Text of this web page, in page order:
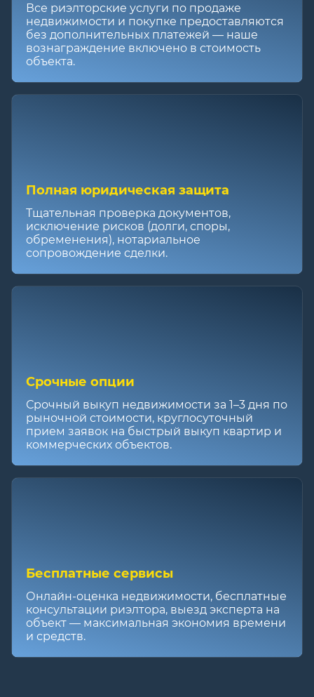
Все риэлторские услуги по продаже
недвижимости и покупке предоставляются
без дополнительных платежей — наше
вознаграждение включено в стоимость
объекта.
Полная юридическая защита
Тщательная проверка документов,
исключение рисков (долги, споры,
обременения), нотариальное
сопровождение сделки.
Срочные опции
Срочный выкуп недвижимости за 1–3 дня по
рыночной стоимости, круглосуточный
прием заявок на быстрый выкуп квартир и
коммерческих объектов.
Бесплатные сервисы
Онлайн-оценка недвижимости, бесплатные
консультации риэлтора, выезд эксперта на
объект — максимальная экономия времени
и средств.